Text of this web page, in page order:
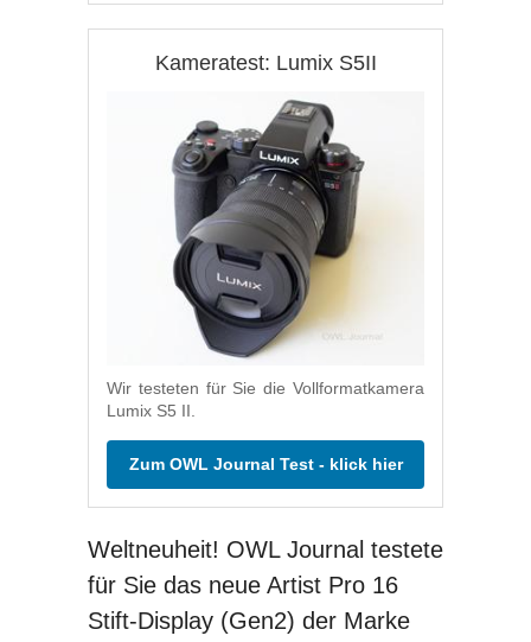
Kameratest: Lumix S5II
Wir testeten für Sie die Vollformatkamera
Lumix S5 II.
Zum OWL Journal Test - klick hier
Weltneuheit! OWL Journal testete
für Sie das neue Artist Pro 16
Stift-Display (Gen2) der Marke